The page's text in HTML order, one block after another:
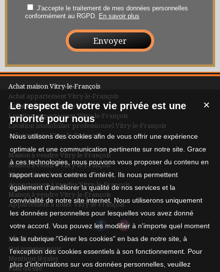
J'accepte le traitement de mes données personnelles
conformément au RGPD. En savoir plus
Achat maison Vitry-le-François
Achat appartement Vitry-le-François
Achat maison Frignicourt
Location appartement Vitry-le-François
Location immobilier professionnel Vitry-le-François
Achat terrain Vitry-le-François
Maison à vendre Vitry-le-François
Maison à vendre Vitry-le-François
Maison à vendre Coole
Appartement à vendre Vitry-le-François
Maison à vendre Vitry-le-François
Appartement à louer Vitry-le-François
Nos Honoraires
Qui sommes-nous
Mentions légales
Plan du site
✕
Le respect de votre vie privée est une
priorité pour nous
Nous utilisons des cookies afin de vous offrir une expérience
optimale et une communication pertinente sur notre site. Grace
à ces technologies, nous pouvons vous proposer du contenu en
rapport avec vos centres d'intérêt. Ils nous permettent
également d'améliorer la qualité de nos services et la
convivialité de notre site internet. Nous utiliserons uniquement
les données personnelles pour lesquelles vous avez donné
votre accord. Vous pouvez les modifier à n'importe quel moment
via la rubrique "Gérer les cookies" en bas de notre site, à
l'exception des cookies essentiels à son fonctionnement. Pour
plus d'informations sur vos données personnelles, veuillez